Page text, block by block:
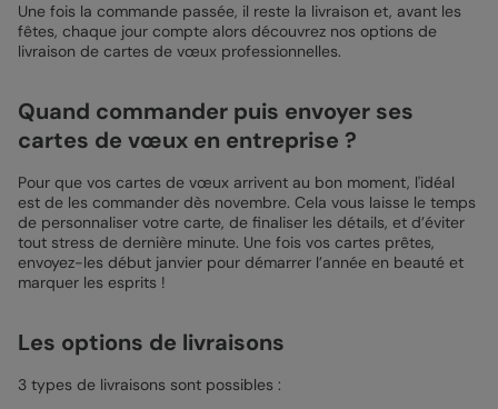
Une fois la commande passée, il reste la livraison et, avant les
fêtes, chaque jour compte alors découvrez nos options de
livraison de cartes de vœux professionnelles.
Quand commander puis envoyer ses
cartes de vœux en entreprise ?
Pour que vos cartes de vœux arrivent au bon moment, l'idéal
est de les commander dès novembre. Cela vous laisse le temps
de personnaliser votre carte, de finaliser les détails, et d’éviter
tout stress de dernière minute. Une fois vos cartes prêtes,
envoyez-les début janvier pour démarrer l’année en beauté et
marquer les esprits !
Les options de livraisons
3 types de livraisons sont possibles :